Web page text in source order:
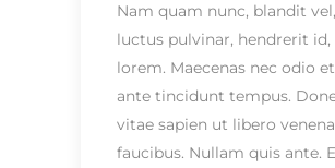
Nam quam nunc, blandit vel,
luctus pulvinar, hendrerit id,
lorem. Maecenas nec odio et
ante tincidunt tempus.
vitae sapien ut libero
faucibus. Nullam quis ante.